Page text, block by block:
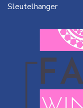
Sleutelhanger